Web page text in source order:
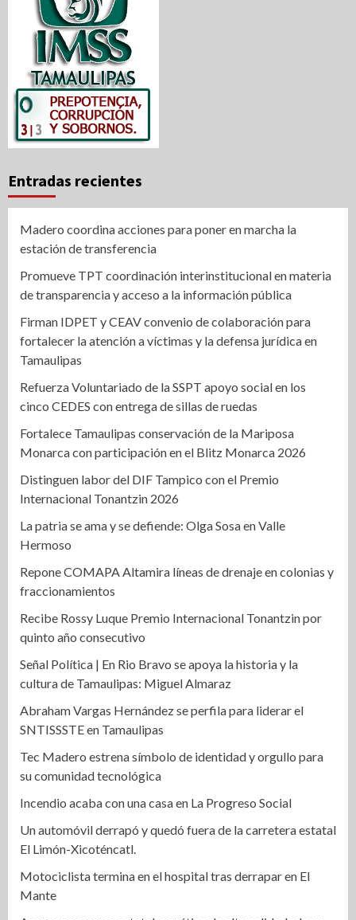
Entradas recientes
Madero coordina acciones para poner en marcha la
estación de transferencia
Promueve TPT coordinación interinstitucional en materia
de transparencia y acceso a la información pública
Firman IDPET y CEAV convenio de colaboración para
fortalecer la atención a víctimas y la defensa jurídica en
Tamaulipas
Refuerza Voluntariado de la SSPT apoyo social en los
cinco CEDES con entrega de sillas de ruedas
Fortalece Tamaulipas conservación de la Mariposa
Monarca con participación en el Blitz Monarca 2026
Distinguen labor del DIF Tampico con el Premio
Internacional Tonantzin 2026
La patria se ama y se defiende: Olga Sosa en Valle
Hermoso
Repone COMAPA Altamira líneas de drenaje en colonias y
fraccionamientos
Recibe Rossy Luque Premio Internacional Tonantzin por
quinto año consecutivo
Señal Política | En Rio Bravo se apoya la historia y la
cultura de Tamaulipas: Miguel Almaraz
Abraham Vargas Hernández se perfila para liderar el
SNTISSSTE en Tamaulipas
Tec Madero estrena símbolo de identidad y orgullo para
su comunidad tecnológica
Incendio acaba con una casa en La Progreso Social
Un automóvil derrapó y quedó fuera de la carretera estatal
El Limón-Xicoténcatl.
Motociclista termina en el hospital tras derrapar en El
Mante